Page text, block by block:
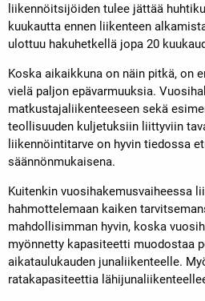
liikennöitsijöiden tulee jättää
kuukautta ennen liikenteen
ulottuu hakuhetkellä jopa 20
Koska aikaikkuna on näin pitkä, on
vielä paljon epävarmuuksia.
matkustajaliikenteeseen sekä
teollisuuden kuljetuksiin liittyviin
liikennöintitarve on hyvin tiedossa
säännönmukaisena.
Kuitenkin vuosihakemusvaiheessa
hahmottelemaan kaiken
mahdollisimman hyvin, koska
myönnetty kapasiteetti muodostaa
aikataulukauden junaliikenteelle.
ratakapasiteettia